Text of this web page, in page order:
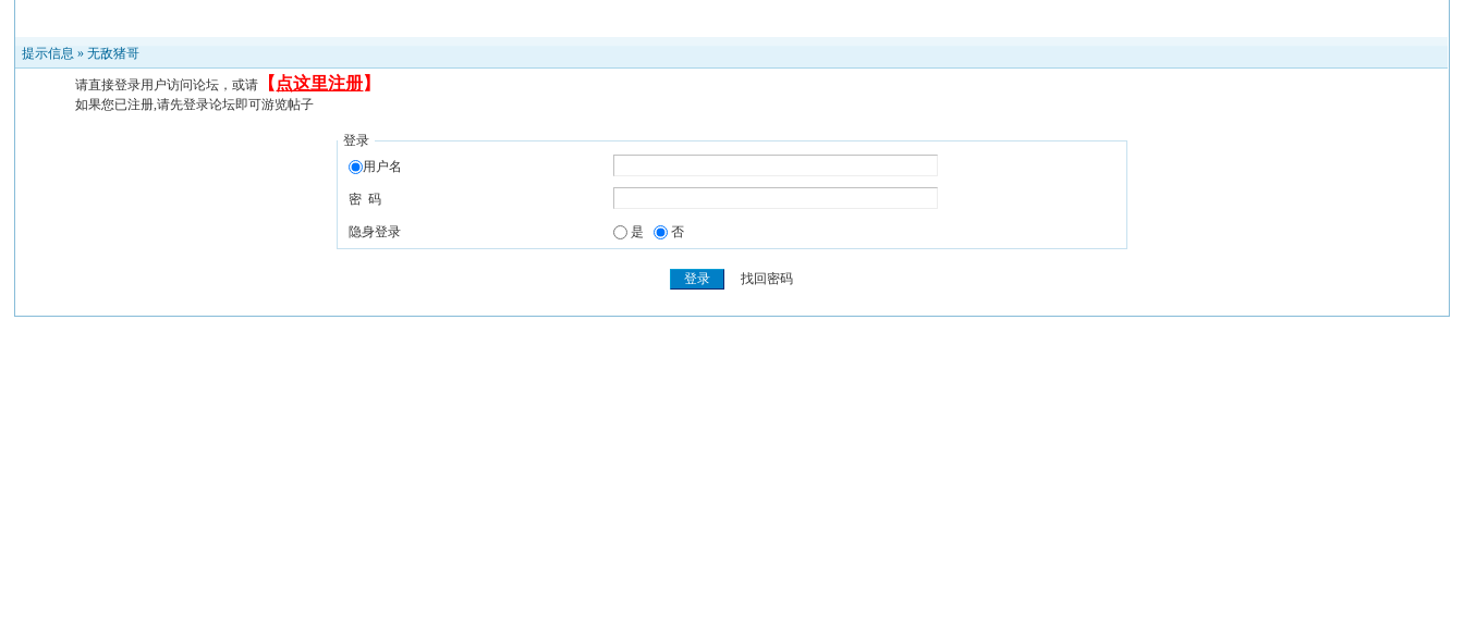
提示信息 »无敌猪哥
请直接登录用户访问论坛，或请 【 点这里注册】
如果您已注册,请先登录论坛即可游览帖子
登录
用户名
密 码
隐身登录 是 否
找回密码